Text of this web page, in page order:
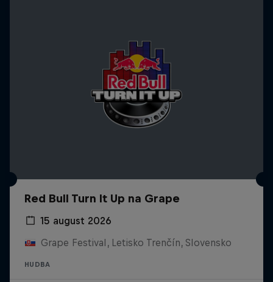
Red Bull Turn It Up na Grape
15 august 2026
Grape Festival, Letisko Trenčín, Slovensko
HUDBA